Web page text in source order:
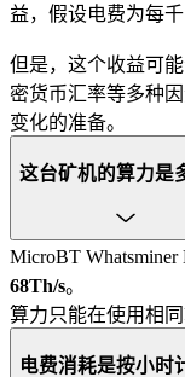
益，假设电费为每
但是，这个收益可
密货币汇率等多种
变化的准备。
这台矿机的算力是
MicroBT Whatsminer
68Th/s。
算力只能在使用相
电费消耗是按小时